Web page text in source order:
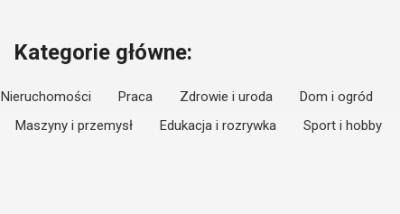
Kategorie główne:
Nieruchomości Praca Zdrowie i uroda Dom i ogród
Maszyny i przemysł Edukacja i rozrywka Sport i hobby